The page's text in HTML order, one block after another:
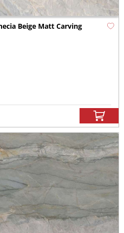
Beige Matt Carving